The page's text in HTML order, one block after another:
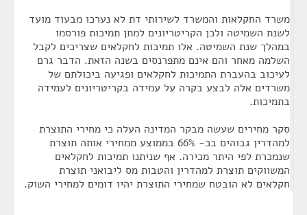
משרד החקלאות והמשרד לשירותי דת לא נערכו מבעוד מועד
לשנת השמיטה ולכן הקריטריונים למתן תמיכות פורסמו
במהלך שנת השמיטה. אלו תמיכות לחקלאים שצריכים לקבל
השלמה מאחר והם אינם מתפרנסים בשנה הזאת. הדבר גרם
לעיכוב בהעברת התמיכות לחקלאים ופגיעה ביכולתם של
משרדים אלה לבצע בקרה על עמידה בקריטריונים לעמידה
בתמיכות.
סקר מחירים שעשה מבקר המדינה העלה כי מחירי התוצרת
למהדרין גבוהים בכ- 66% בממוצע ממחירי אותה תוצרת
שנמכרת לפי היתר מכירה. אף שניתנו תמיכות לחקלאים
המשווקים תוצרת למהדרין והטבות מס ליבואני תוצרת
חקלאים לא הובטח שמחירי התוצרת יהיו דומים למחירי השוק.